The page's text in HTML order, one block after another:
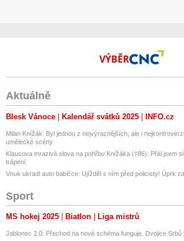
VÝBĚR
Aktuálně
Blesk Vánoce Kalendář svátků 2025 INFO.cz
Milan Knížák: Byl jednou z nejvýraznějších, ale i
umělecké scény
Klausova mrazivá slova na pohřbu Knížáka (†86): Přál jsem
trápení
Vnuk ukradl auto babičce: Ujížděl s ním před policisty! Úprk
Sport
MS hokej 2025 Biatlon Liga mistrů
Jablonec 2.0: Přechod na nové schéma funguje. Dvojice